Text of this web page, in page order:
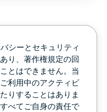
シーとセキュリティ
り、著作権規定の回
とはできません。当
利用中のアクティビ
りすることはありま
べてご自身の責任で